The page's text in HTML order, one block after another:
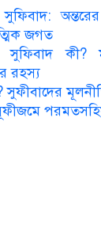
জগত
কী?
রহস্য
সুফীবাদের